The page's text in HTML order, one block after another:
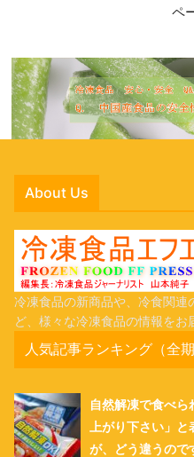
ペ
About Us
冷凍食品の新商品や、冷食関
ど、様々な冷凍食品の情報をお
人気記事ランキング（全期
自然解凍で食べ
上がり下さい」と
が、どう違うので